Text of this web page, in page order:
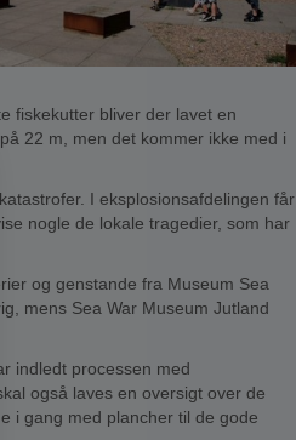
fiskekutter bliver der lavet en
22 m, men det kommer ikke med i
I eksplosionsafdelingen får
nogle de lokale tragedier, som har
og genstande fra Museum Sea
mens Sea War Museum Jutland
indledt processen med
også laves en oversigt over de
i gang med plancher til de gode